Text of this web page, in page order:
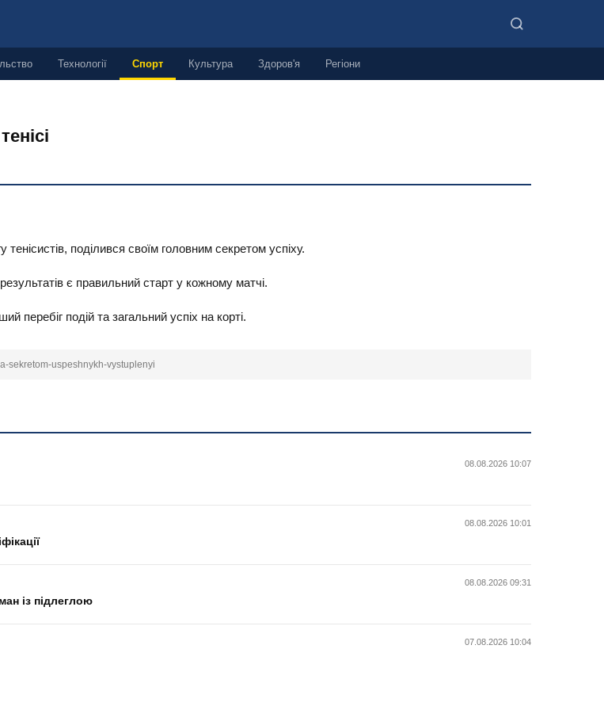
Технології Спорт Культура Здоров'я Регіони
поділився своїм головним секретом успіху.
є правильний старт у кожному матчі.
подій та загальний успіх на корті.
sekretom-uspeshnykh-vystuplenyi
08.08.2026 10:07
08.08.2026 10:01
08.08.2026 09:31
із підлеглою
07.08.2026 10:04